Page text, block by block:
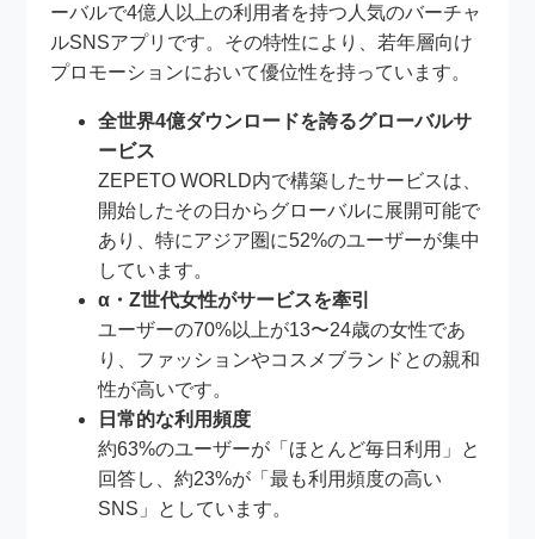
ーバルで4億人以上の利用者を持つ人気のバーチャ
ルSNSアプリです。その特性により、若年層向け
プロモーションにおいて優位性を持っています。
全世界4億ダウンロードを誇るグローバルサ
ービス
ZEPETO WORLD内で構築したサービスは、
開始したその日からグローバルに展開可能で
あり、特にアジア圏に52%のユーザーが集中
しています。
α・Z世代女性がサービスを牽引
ユーザーの70%以上が13〜24歳の女性であ
り、ファッションやコスメブランドとの親和
性が高いです。
日常的な利用頻度
約63%のユーザーが「ほとんど毎日利用」と
回答し、約23%が「最も利用頻度の高い
SNS」としています。